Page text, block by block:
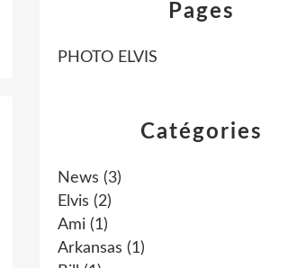
Catégories
News (3)
Elvis (2)
Ami (1)
Arkansas (1)
Pages
PHOTO ELVIS